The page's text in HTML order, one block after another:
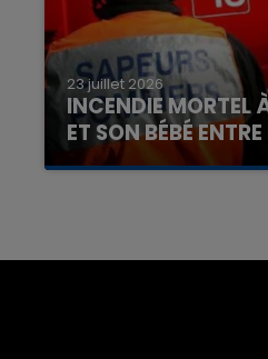
23 juillet 2026
INCENDIE MORTEL
ET SON BÉBÉ
Un homme s'est
La